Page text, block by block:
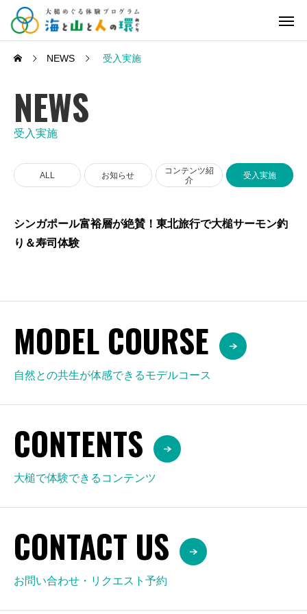
NEWS 受入実施
NEWS
受入実施
ALL お知らせ
コンテンツ紹
介
受入実施
シンガポール富裕層が絶賛！東北旅行で大槌サーモン釣
り＆寿司体験
MODEL COURSE
自然との共生が体感できるモデルコース
CONTENTS
大槌で体験できるコンテンツ
CONTACT US
お問い合わせ・リクエスト予約